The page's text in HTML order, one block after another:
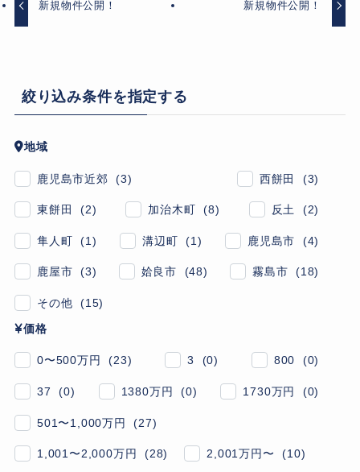
新規物件公開！ 新規物件公開！
絞り込み条件を指定する
地域
鹿児島市近郊 (3) 西餅田 (3)
東餅田 (2) 加治木町 (8) 反土 (2)
隼人町 (1) 溝辺町 (1) 鹿児島市 (4)
鹿屋市 (3) 姶良市 (48) 霧島市 (18)
その他 (15)
価格
0〜500万円 (23) 3 (0) 800 (0)
37 (0) 1380万円 (0) 1730万円 (0)
501〜1,000万円 (27)
1,001〜2,000万円 (28) 2,001万円〜 (10)